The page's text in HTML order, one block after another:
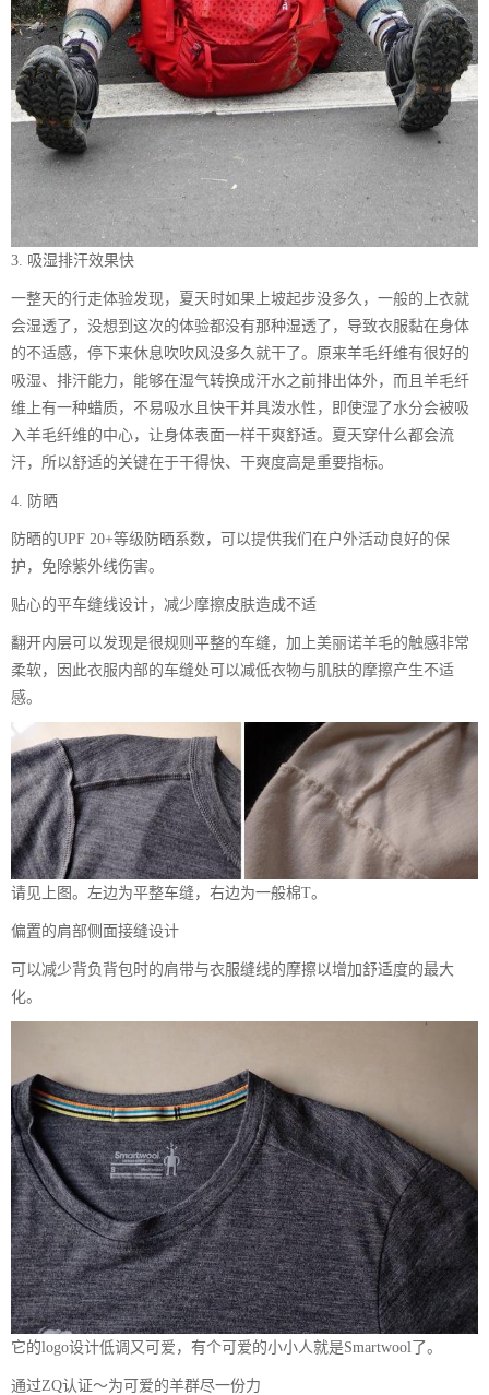
3. 吸湿排汗效果快
一整天的行走体验发现，夏天时如果上坡起步没多久，一般的上衣就
会湿透了，没想到这次的体验都没有那种湿透了，导致衣服黏在身体
的不适感，停下来休息吹吹风没多久就干了。原来羊毛纤维有很好的
吸湿、排汗能力，能够在湿气转换成汗水之前排出体外，而且羊毛纤
维上有一种蜡质，不易吸水且快干并具泼水性，即使湿了水分会被吸
入羊毛纤维的中心，让身体表面一样干爽舒适。夏天穿什么都会流
汗，所以舒适的关键在于干得快、干爽度高是重要指标。
4. 防晒
防晒的UPF 20+等级防晒系数，可以提供我们在户外活动良好的保
护，免除紫外线伤害。
贴心的平车缝线设计，减少摩擦皮肤造成不适
翻开内层可以发现是很规则平整的车缝，加上美丽诺羊毛的触感非常
柔软，因此衣服内部的车缝处可以减低衣物与肌肤的摩擦产生不适
感。
请见上图。左边为平整车缝，右边为一般棉T。
偏置的肩部侧面接缝设计
可以减少背负背包时的肩带与衣服缝线的摩擦以增加舒适度的最大
化。
它的logo设计低调又可爱，有个可爱的小小人就是Smartwool了。
通过ZQ认证～为可爱的羊群尽一份力